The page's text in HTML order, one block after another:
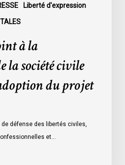
Liberté d'expression
à la
la société civile
du projet
défense des libertés civiles,
et…